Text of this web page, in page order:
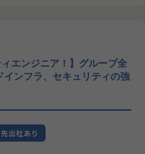
様ベースで仕事をして
み「伴走型支援」として
ができる点が醍醐味で
の異動を命じることが
ちは「プロフェッショ
」をミッションとして
専門性を持った技術
れた多様性のある高度
ティ＆ローコストで提
競争優位確保に貢献す
としております。
エンジニア！】グループ全
ンフラ、セキュリティの強
出社あり